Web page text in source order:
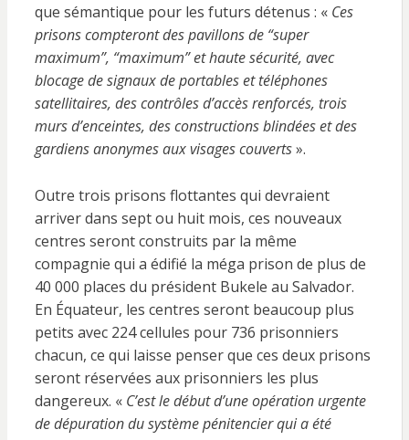
que sémantique pour les futurs détenus : «Ces
prisons compteront des pavillons de “super
maximum”, “maximum” et haute sécurité, avec
blocage de signaux de portables et téléphones
satellitaires, des contrôles d’accès renforcés, trois
murs d’enceintes, des constructions blindées et des
gardiens anonymes aux visages couverts».
Outre trois prisons flottantes qui devraient
arriver dans sept ou huit mois, ces nouveaux
centres seront construits par la même
compagnie qui a édifié la méga prison de plus de
40 000 places du président Bukele au Salvador.
En Équateur, les centres seront beaucoup plus
petits avec 224 cellules pour 736 prisonniers
chacun, ce qui laisse penser que ces deux prisons
seront réservées aux prisonniers les plus
dangereux. « C’est le début d’une opération urgente
de dépuration du système pénitencier qui a été